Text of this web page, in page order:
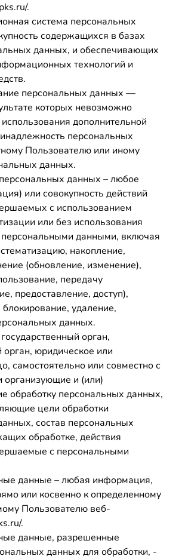
.
система персональных
содержащихся в базах
данных, и обеспечивающих
технологий и
персональных данных —
которых невозможно
дополнительной
персональных
Пользователю или иному
данных.
данных – любое
или совокупность действий
с использованием
или без использования
персональными данными, включая
накопление,
(обновление, изменение),
передачу
предоставление, доступ),
удаление,
данных.
орган,
юридическое или
самостоятельно или совместно с
организующие и (или)
обработку персональных данных,
цели обработки
состав персональных
обработке, действия
с персональными
данные – любая информация,
или косвенно к определенному
Пользователю веб-
.
данные, разрешенные
данных для обработки, -